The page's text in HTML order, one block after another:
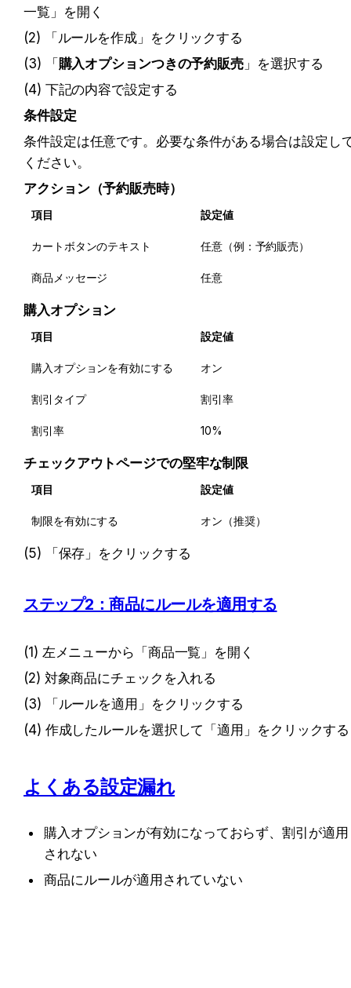
一覧」を開く
(2) 「ルールを作成」をクリックする
(3) 「 購入オプションつきの予約販売 」を選択する
(4) 下記の内容で設定する
条件設定
条件設定は任意です。必要な条件がある場合は設定し
ください。
アクション（予約販売時）
項目 設定値
カートボタンのテキスト 任意（例：予約販売）
商品メッセージ 任意
購入オプション
項目 設定値
購入オプションを有効にする オン
割引タイプ 割引率
割引率 10%
チェックアウトページでの堅牢な制限
項目 設定値
制限を有効にする オン（推奨）
(5) 「保存」をクリックする
ステップ2：商品にルールを適用する
(1) 左メニューから「商品一覧」を開く
(2) 対象商品にチェックを入れる
(3) 「ルールを適用」をクリックする
(4) 作成したルールを選択して「適用」をクリックする
よくある設定漏れ
購入オプションが有効になっておらず、割引が適用
されない
商品にルールが適用されていない